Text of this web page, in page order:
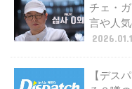
チェ・
言や人
【デス